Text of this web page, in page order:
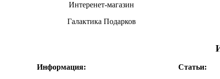
Интеренет-магазин
Галактика Подарков
Информация:
Статьи: